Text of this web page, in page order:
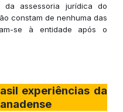
da assessoria jurídica do
constam de nenhuma das
se à entidade após o
experiências da